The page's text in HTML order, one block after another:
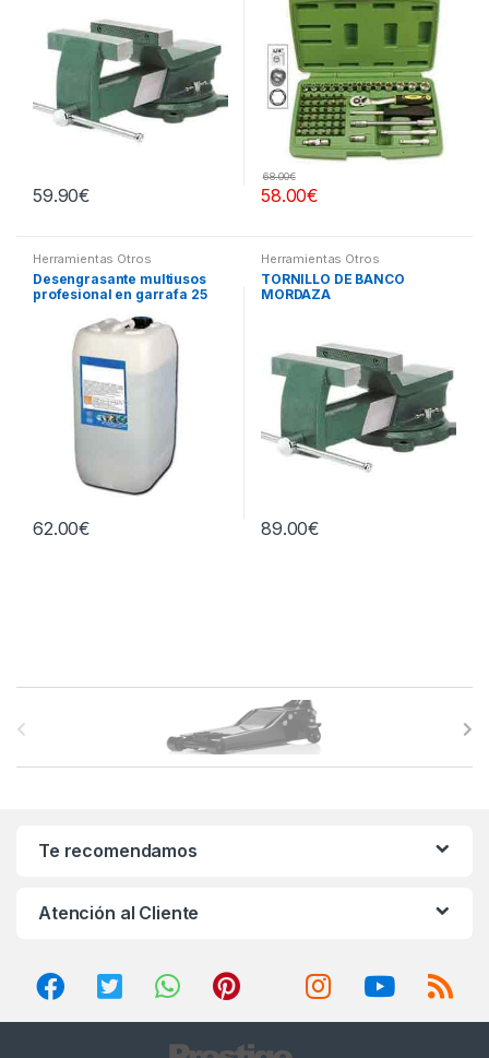
59.90€ 58.00€
68.00€
Herramientas Otros
Desengrasante multiusos
profesional en garrafa 25
62.00€
Herramientas Otros
TORNILLO DE BANCO
MORDAZA
89.00€
a
Te recomendamos
Atención al Cliente